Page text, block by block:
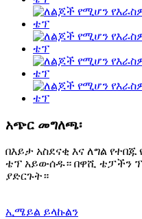
አጭር መግለጫ፡
በእይታ አስደናቂ እና ለግል
ቴፕ አይውሰዱ። በዋሺ ቴፓችን
ያድርጉት።
ኢሜይል ይላኩልን